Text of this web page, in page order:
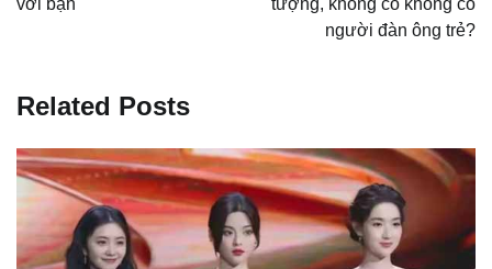
người đàn ông trẻ?
Related Posts